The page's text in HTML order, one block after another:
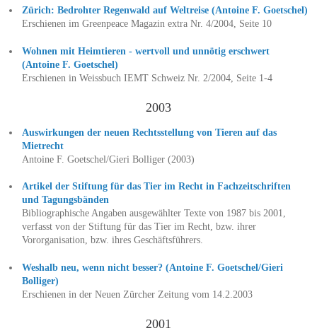
Zürich: Bedrohter Regenwald auf Weltreise (Antoine F. Goetschel)
Erschienen im Greenpeace Magazin extra Nr. 4/2004, Seite 10
Wohnen mit Heimtieren - wertvoll und unnötig erschwert
(Antoine F. Goetschel)
Erschienen in Weissbuch IEMT Schweiz Nr. 2/2004, Seite 1-4
2003
Auswirkungen der neuen Rechtsstellung von Tieren auf das
Mietrecht
Antoine F. Goetschel/Gieri Bolliger (2003)
Artikel der Stiftung für das Tier im Recht in Fachzeitschriften
und Tagungsbänden
Bibliographische Angaben ausgewählter Texte von 1987 bis 2001,
verfasst von der Stiftung für das Tier im Recht, bzw. ihrer
Vororganisation, bzw. ihres Geschäftsführers.
Weshalb neu, wenn nicht besser? (Antoine F. Goetschel/Gieri
Bolliger)
Erschienen in der Neuen Zürcher Zeitung vom 14.2.2003
2001